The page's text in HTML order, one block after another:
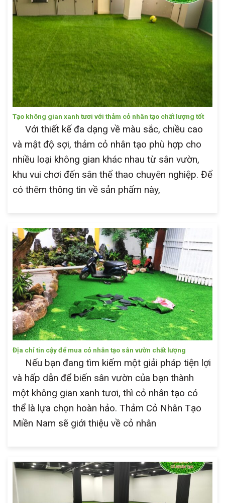
Tạo không gian xanh tươi với thảm cỏ nhân tạo chất lượng tốt
Với thiết kế đa dạng về màu sắc, chiều cao
và mật độ sợi, thảm cỏ nhân tạo phù hợp cho
nhiều loại không gian khác nhau từ sân vườn,
khu vui chơi đến sân thể thao chuyên nghiệp. Để
có thêm thông tin về sản phẩm này,
Địa chỉ tin cậy để mua cỏ nhân tạo sân vườn chất lượng
Nếu bạn đang tìm kiếm một giải pháp tiện lợi
và hấp dẫn để biến sân vườn của bạn thành
một không gian xanh tươi, thì cỏ nhân tạo có
thể là lựa chọn hoàn hảo. Thảm Cỏ Nhân Tạo
Miền Nam sẽ giới thiệu về cỏ nhân